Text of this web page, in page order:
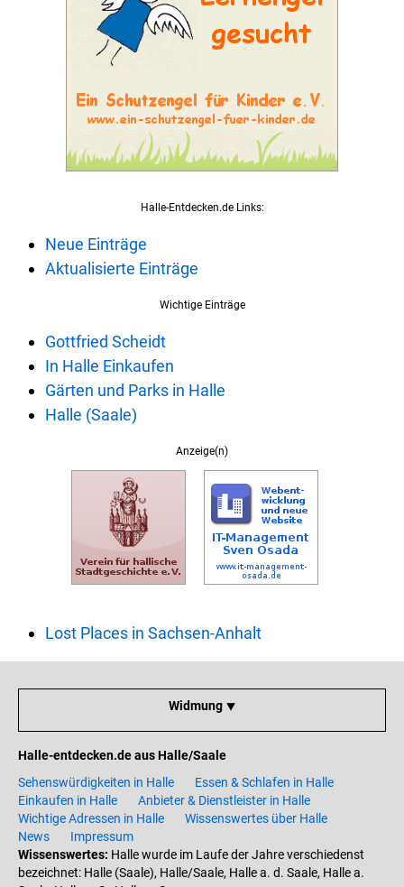
Halle-Entdecken.de Links:
Neue Einträge
Aktualisierte Einträge
Wichtige Einträge
Gottfried Scheidt
In Halle Einkaufen
Gärten und Parks in Halle
Halle (Saale)
Anzeige(n)
Lost Places in Sachsen-Anhalt
Widmung ⯆
Halle-entdecken.de aus Halle/Saale
Sehenswürdigkeiten in Halle
Essen & Schlafen in Halle
Einkaufen in Halle
Anbieter & Dienstleister in Halle
Wichtige Adressen in Halle
Wissenswertes über Halle
News
Impressum
Wissenswertes: Halle wurde im Laufe der Jahre verschiedenst
bezeichnet: Halle (Saale), Halle/Saale, Halle a. d. Saale, Halle a.